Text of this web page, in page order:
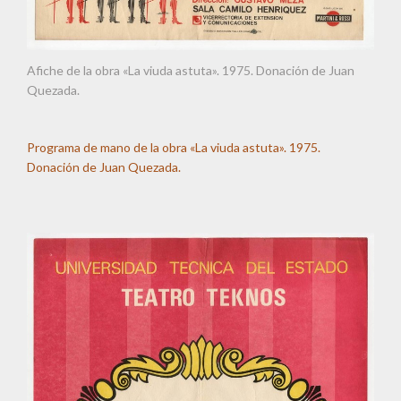
Afiche de la obra «La viuda astuta». 1975. Donación de Juan
Quezada.
Programa de mano de la obra «La viuda astuta». 1975.
Donación de Juan Quezada.